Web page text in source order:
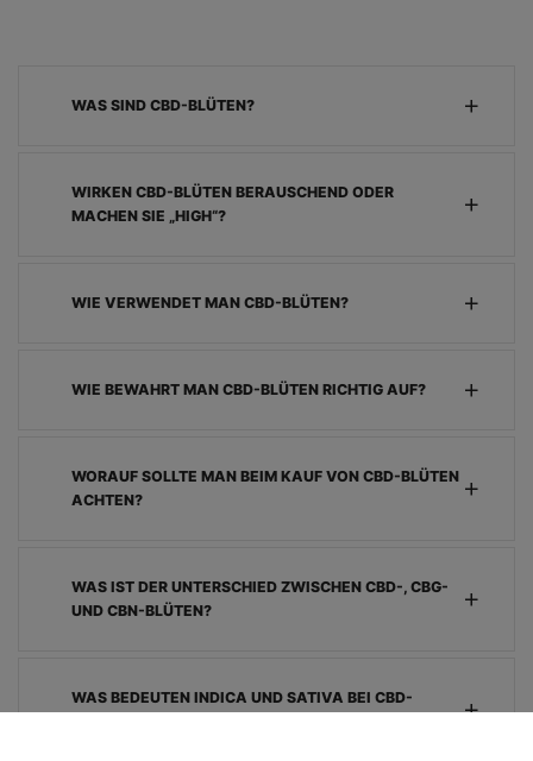
WAS SIND CBD-BLÜTEN?
WIRKEN CBD-BLÜTEN BERAUSCHEND ODER
MACHEN SIE „HIGH“?
WIE VERWENDET MAN CBD-BLÜTEN?
WIE BEWAHRT MAN CBD-BLÜTEN RICHTIG AUF?
WORAUF SOLLTE MAN BEIM KAUF VON CBD-BLÜTEN
ACHTEN?
WAS IST DER UNTERSCHIED ZWISCHEN CBD-, CBG-
UND CBN-BLÜTEN?
WAS BEDEUTEN INDICA UND SATIVA BEI CBD-